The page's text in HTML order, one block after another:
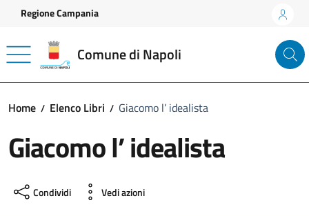
Vai ai contenuti
Vai al footer
Regione Campania
Comune di Napoli
Home Elenco Libri Giacomo l’ idealista
Giacomo l’ idealista
Condividi Vedi azioni